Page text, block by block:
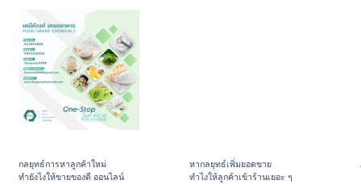
กลยุทธ์การหาลูกค้าใหม่
ทํายังไงให้ขายของดี ออนไลน์
หากลยุทธ์เพิ่มยอดขาย
ทําไงให้ลูกค้าเข้าร้านเยอะ ๆ